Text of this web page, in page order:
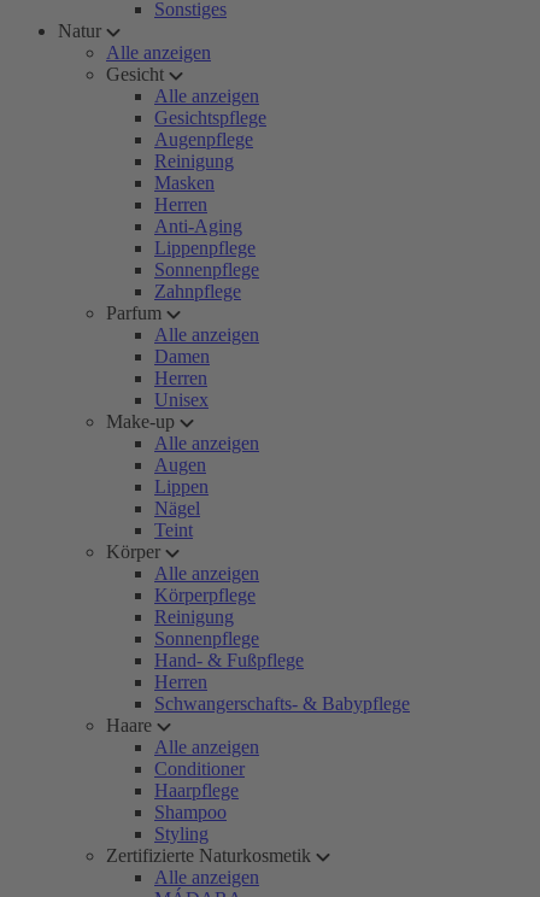
Sonstiges
Natur
Alle anzeigen
Gesicht
Alle anzeigen
Gesichtspflege
Augenpflege
Reinigung
Masken
Herren
Anti-Aging
Lippenpflege
Sonnenpflege
Zahnpflege
Parfum
Alle anzeigen
Damen
Herren
Unisex
Make-up
Alle anzeigen
Augen
Lippen
Nägel
Teint
Körper
Alle anzeigen
Körperpflege
Reinigung
Sonnenpflege
Hand- & Fußpflege
Herren
Schwangerschafts- & Babypflege
Haare
Alle anzeigen
Conditioner
Haarpflege
Shampoo
Styling
Zertifizierte Naturkosmetik
Alle anzeigen